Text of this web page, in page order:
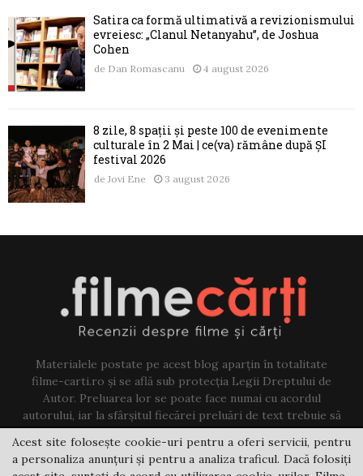
Satira ca formă ultimativă a revizionismului
evreiesc: „Clanul Netanyahu”, de Joshua
Cohen
de Dan Romascanu 4 august 2026
8 zile, 8 spații și peste 100 de evenimente
culturale în 2 Mai | ce(va) rămâne după ȘI
festival 2026
de Jovi Ene 3 august 2026
Materialele postate pe acest blog aparțin în totalitate
filme-carti.ro și se află sub protecția Legii Dreptului de
Autor. Preluarea lor se poate face numai cu acordul
autorului, iar la sfârșitul fiecărei preluări de text trebuie să
existe un link către acest blog.
Contact us:jovi@filme-carti.ro
Acest site folosește cookie-uri pentru a oferi servicii, pentru
a personaliza anunțuri și pentru a analiza traficul. Dacă folosiți